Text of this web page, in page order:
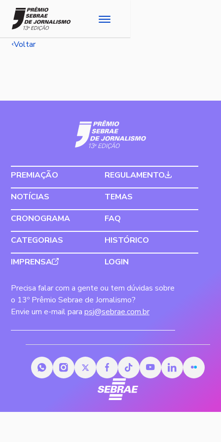
Voltar
PREMIAÇÃO
REGULAMENTO
NOTÍCIAS
TEMAS
CRONOGRAMA
FAQ
CATEGORIAS
HISTÓRICO
IMPRENSA
LOGIN
Precisa falar com a gente ou tem dúvidas sobre
o 13º Prêmio Sebrae de Jornalismo?
Envie um e-mail para psj@sebrae.com.br